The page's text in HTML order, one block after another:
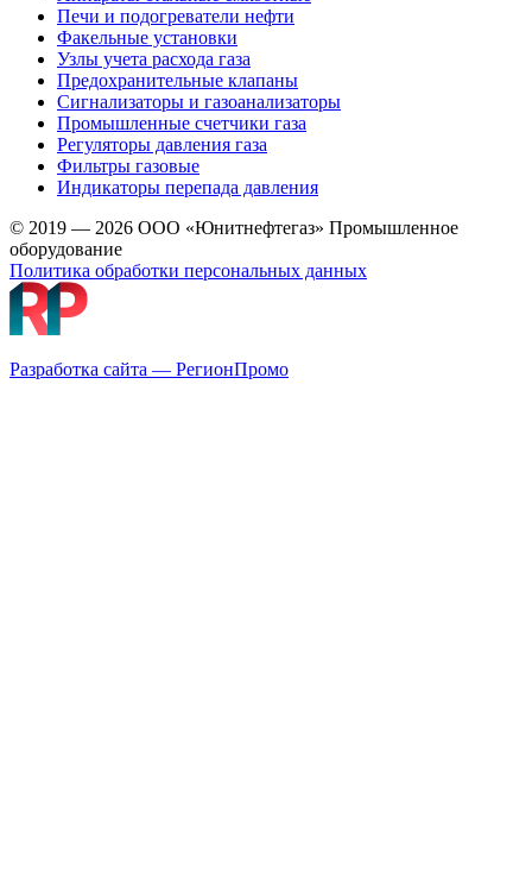
Печи и подогреватели нефти
Факельные установки
Узлы учета расхода газа
Предохранительные клапаны
Сигнализаторы и газоанализаторы
Промышленные счетчики газа
Регуляторы давления газа
Фильтры газовые
Индикаторы перепада давления
© 2019 — 2026 ООО «Юнитнефтегаз» Промышленное
оборудование
Политика обработки персональных данных
Разработка сайта — РегионПромо